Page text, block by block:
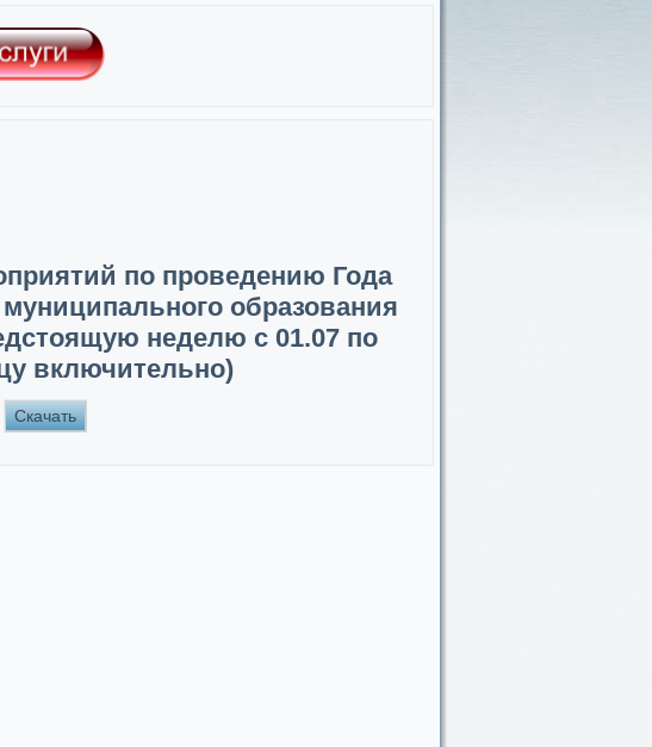
по проведению Года
образования
неделю с 01.07 по
включительно)
Скачать